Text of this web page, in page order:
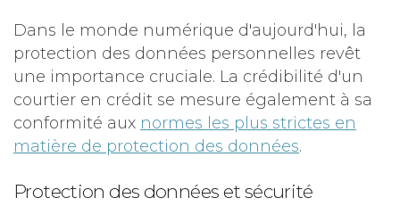
Dans le monde numérique d'aujourd'hui, la
protection des données personnelles revêt
une importance cruciale. La crédibilité d'un
courtier en crédit se mesure également à sa
conformité aux normes les plus strictes en
matière de protection des données.
Protection des données et sécurité